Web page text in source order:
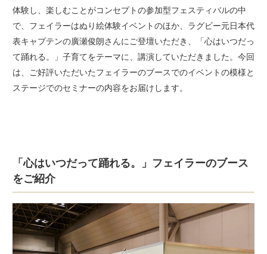
体験し、楽しむことがコンセプトの参加型フェスティバルの中
で、フェイラーはぬり絵体験イベントのほか、ラグビー元日本代
表キャプテンの廣瀬俊朗さんにご登壇いただき、「心はいつだっ
て踊れる。」子育てをテーマに、講演していただきました。今回
は、ご好評いただいたフェイラーのブースでのイベントの模様と
ステージでのセミナーの内容をお届けします。
「心はいつだって踊れる。」フェイラーのブース
をご紹介